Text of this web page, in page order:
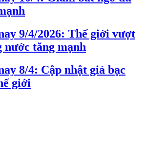
9/4/2026: Thế giới vượt
nước tăng mạnh
8/4: Cập nhật giá bạc
giới